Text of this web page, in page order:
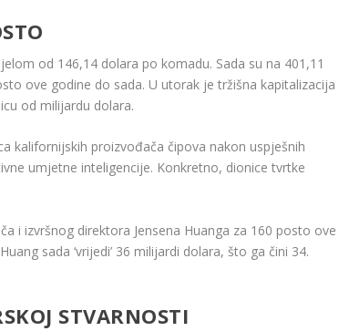
od 146,14 dolara po komadu. Sada su na 401,11
ove godine do sada. U utorak je tržišna kapitalizacija
od milijardu dolara.
kalifornijskih proizvođača čipova nakon uspješnih
umjetne inteligencije. Konkretno, dionice tvrtke
i izvršnog direktora Jensena Huanga za 160 posto ove
sada ‘vrijedi’ 36 milijardi dolara, što ga čini 34.
STVARNOSTI